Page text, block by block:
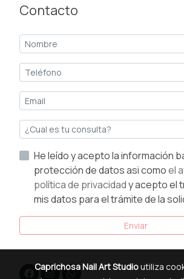
Contacto
He leído y acepto la información básica sobre
protección de datos asi comoel
política de privacidady acepto el
mis datos para el trámite de la
Enviar
Caprichosa Nail Art Studioutiliza